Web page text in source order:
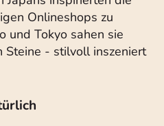
Onlineshops zu
und Tokyo sahen sie
Steine - stilvoll inszeniert